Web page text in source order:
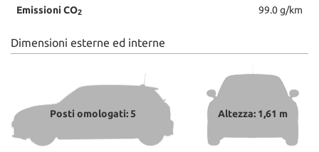
Emissioni CO2 99.0 g/km
Dimensioni esterne ed interne
Posti omologati: 5 Altezza: 1,61 m